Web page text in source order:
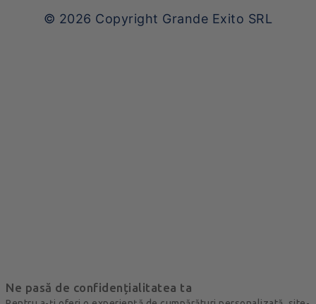
© 2026 Copyright Grande Exito SRL
Ne pasă de confidențialitatea ta